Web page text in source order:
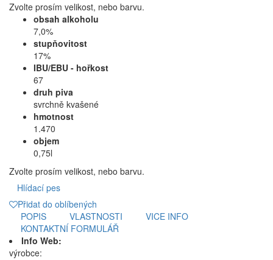
Zvolte prosím velikost, nebo barvu.
obsah alkoholu
7,0%
stupňovitost
17%
IBU/EBU - hořkost
67
druh piva
svrchně kvašené
hmotnost
1.470
objem
0,75l
Zvolte prosím velikost, nebo barvu.
Hlídací pes
Přidat do oblíbených
POPIS
VLASTNOSTI
VICE INFO
KONTAKTNÍ FORMULÁŘ
Info Web:
výrobce: